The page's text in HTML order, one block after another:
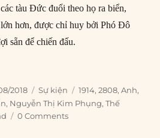
tàu Đức đuổi theo họ ra biển,
hơn, được chỉ huy bởi Phó Đô
sẵn để chiến đấu.
1914: Trận Vịnh Heligoland”
2018 Categories
Sự kiện Tags
1914,2808,Anh,
, Nguyễn Thị Kim Phụng,Thế
0 Comments